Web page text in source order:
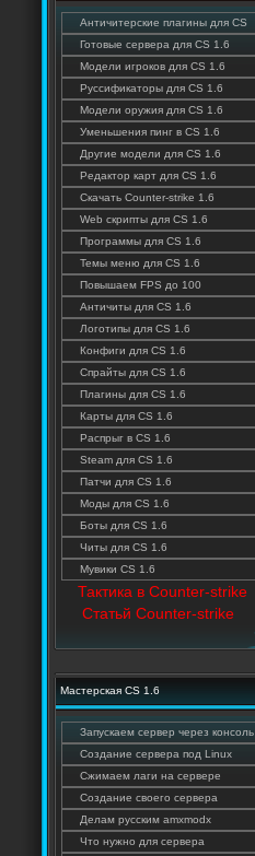
Античитерские плагины для CS
Готовые сервера для CS 1.6
Модели игроков для CS 1.6
Руссификаторы для CS 1.6
Модели оружия для CS 1.6
Уменьшения пинг в CS 1.6
Другие модели для CS 1.6
Редактор карт для CS 1.6
Скачать Counter-strike 1.6
Web скрипты для CS 1.6
Программы для CS 1.6
Темы меню для CS 1.6
Повышаем FPS до 100
Античиты для CS 1.6
Логотипы для CS 1.6
Конфиги для CS 1.6
Спрайты для CS 1.6
Плагины для CS 1.6
Карты для CS 1.6
Распрыг в CS 1.6
Steam для CS 1.6
Патчи для CS 1.6
Моды для CS 1.6
Боты для CS 1.6
Читы для CS 1.6
Мувики CS 1.6
Тактика в Counter-strike
Статьй Counter-strike
Мастерская CS 1.6
Запускаем сервер через консоль
Создание сервера под Linux
Сжимаем лаги на сервере
Создание своего сервера
Делам русским amxmodx
Что нужно для сервера